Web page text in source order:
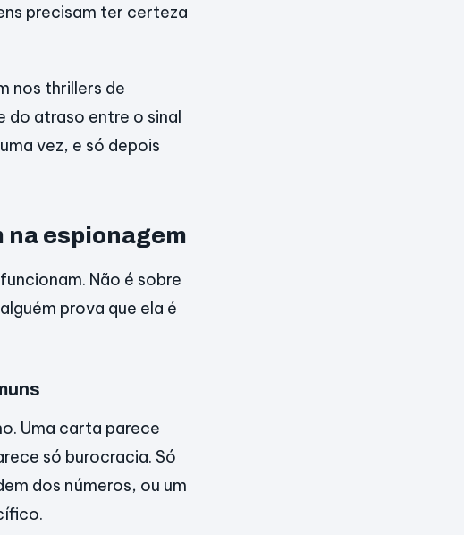
precisam ter certeza
nos thrillers de
do atraso entre o sinal
vez, e só depois
na espionagem
Não é sobre
prova que ela é
Uma carta parece
só burocracia. Só
dos números, ou um